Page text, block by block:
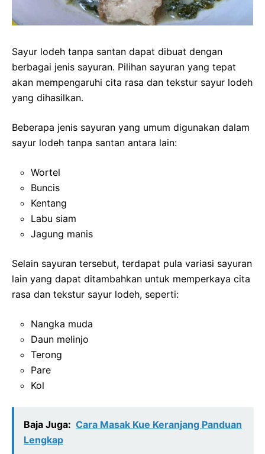
Sayur lodeh tanpa santan dapat dibuat dengan
berbagai jenis sayuran. Pilihan sayuran yang tepat
akan mempengaruhi cita rasa dan tekstur sayur lodeh
yang dihasilkan.
Beberapa jenis sayuran yang umum digunakan dalam
sayur lodeh tanpa santan antara lain:
Wortel
Buncis
Kentang
Labu siam
Jagung manis
Selain sayuran tersebut, terdapat pula variasi sayuran
lain yang dapat ditambahkan untuk memperkaya cita
rasa dan tekstur sayur lodeh, seperti:
Nangka muda
Daun melinjo
Terong
Pare
Kol
Baja Juga: Cara Masak Kue Keranjang Panduan
Lengkap